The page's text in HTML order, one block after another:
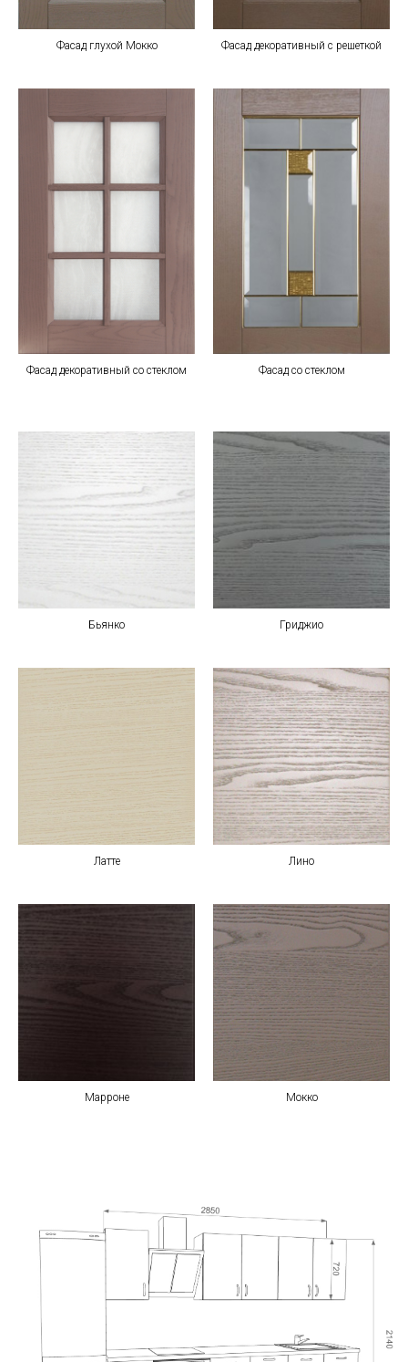
Фасад глухой Мокко Фасад декоративный с решеткой
Фасад декоративный со стеклом Фасад со стеклом
Бьянко Гриджио
Латте Лино
Марроне Мокко